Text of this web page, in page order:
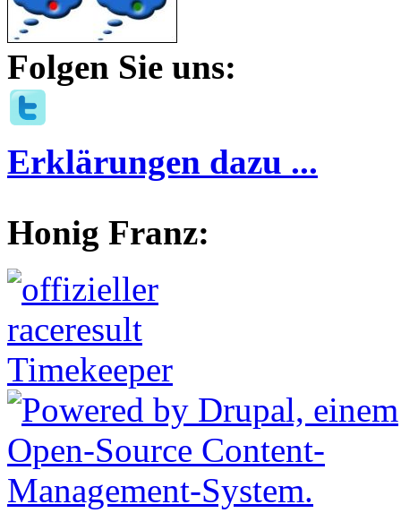
Folgen Sie uns:
Erklärungen dazu ...
Honig Franz: